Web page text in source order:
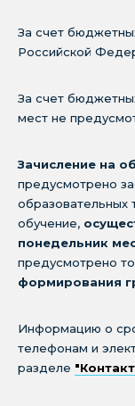
За счет
Российской
За счет
мест не
Зачисление на
предусмотрено
образовательных
обучение,
понедельник
предусмотрено
формирования
Информацию о
телефонам и
разделе